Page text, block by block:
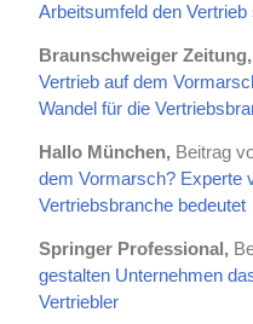
Arbeitsumfeld den Vertrieb
Braunschweiger Zeitung,
Vertrieb auf dem
Wandel für die
Hallo München, Beitrag
dem Vormarsch? Experte
Vertriebsbranche bedeutet
Springer Professional,
gestalten Unternehmen
Vertriebler